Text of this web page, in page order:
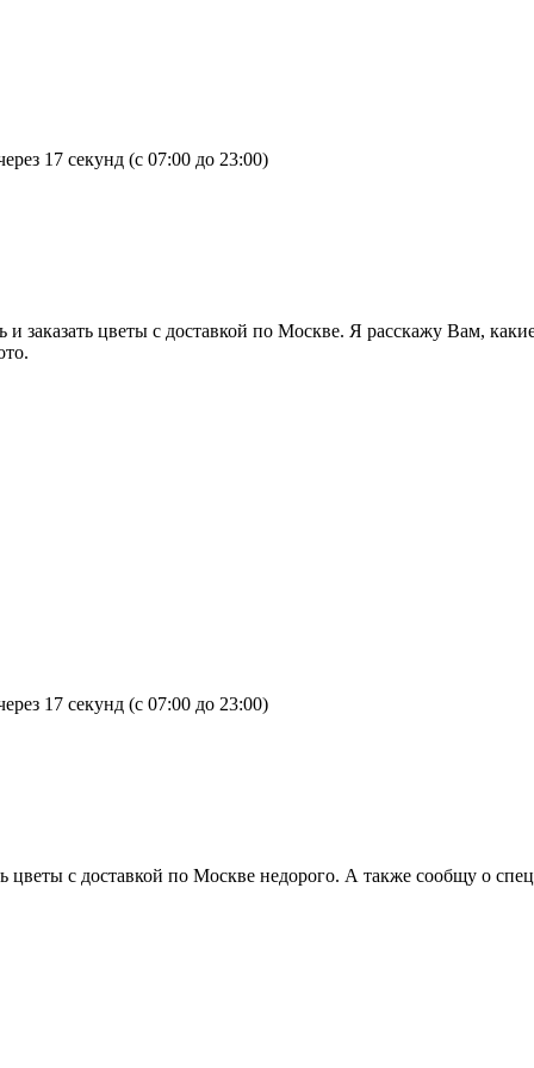
17 секунд (с 07:00 до 23:00)
цветы с доставкой по Москве. Я расскажу Вам,
17 секунд (с 07:00 до 23:00)
цветы с доставкой по Москве недорого. А также сообщу о
дарить 99 или 101 розу. Правильно подобранный
без повода? В первую очередь, традиционно не дарят
и даже 1001! Выбирайте количество роз в букете, исходя
рада не количеству цветов, а подаренному вниманию!
можно рассказать о своих чувствах и эмоциях, и сделать это
роз в букете, а для кого-то эти цифры совсем не имеют
ной любви; 29 – обещают вечную любовь и преданность; 101
и подарить любимой девушке яркие и запоминающиеся эмоции!
Цветы являются неотъемлемым атрибутом в этот очень
повода является букет из 51 или 101 розы. Чаще всего
должен быть значительно лучше и объемнее тех
этот день выбрать букет из роз, собранный в форме сердца.
подруге? По случаю Дня Рождения чаще всего выбирают
то подарите букет из 51 или более роз. Этот презент
женских эмоций. Такой подарок подчеркнёт значимость
послание уважения и огромной благодарности. 25 роз чаще
чаще всего дарят на День Рождения. Этот шикарный
Первый – это подарить букет из такого количества роз,
непременно порадует вашу маму. Второй вариант, если
любовь и признательность. Подарить приятные эмоции